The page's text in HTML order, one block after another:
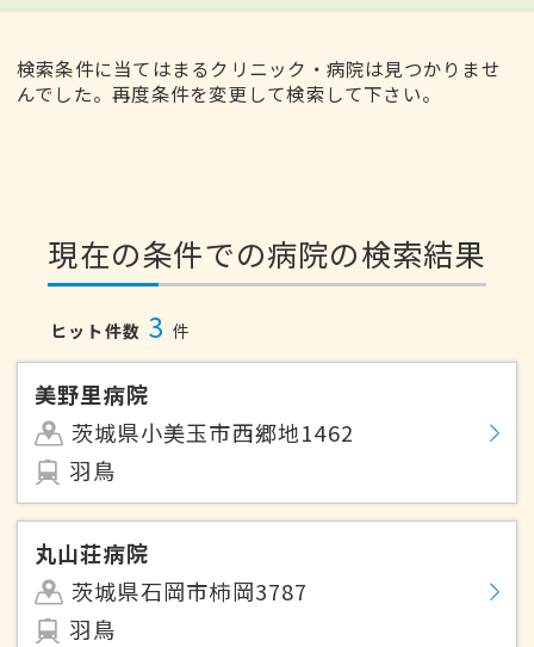
検索条件に当てはまるクリニック・病院は見つかりませ
んでした。再度条件を変更して検索して下さい。
現在の条件での病院の検索結果
ヒット件数 3 件
美野里病院
茨城県小美玉市西郷地1462
羽鳥
丸山荘病院
茨城県石岡市柿岡3787
羽鳥